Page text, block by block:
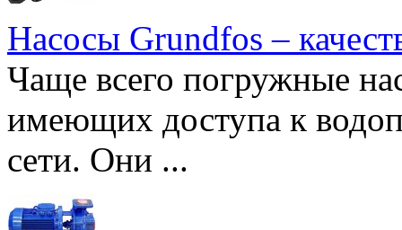
Насосы Grundfos –
Чаще всего погружные
имеющих доступа к
сети. Они ...